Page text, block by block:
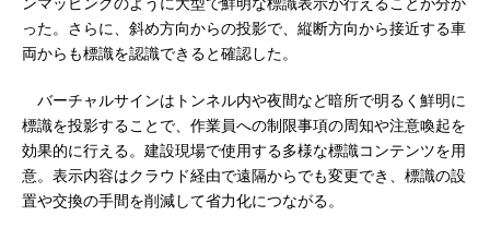
った。さらに、斜め方向からの投影で、縦断方向から接近する車
両からも標識を認識できると確認した。
バーチャルサインはトンネル内や夜間など暗所で明るく鮮明に
標識を投影することで、作業員への制限事項の周知や注意喚起を
効果的に行える。建設現場で使用する多様な標識コンテンツを用
意。表示内容はクラウド経由で遠隔からでも変更でき、標識の設
置や交換の手間を削減して省力化につながる。